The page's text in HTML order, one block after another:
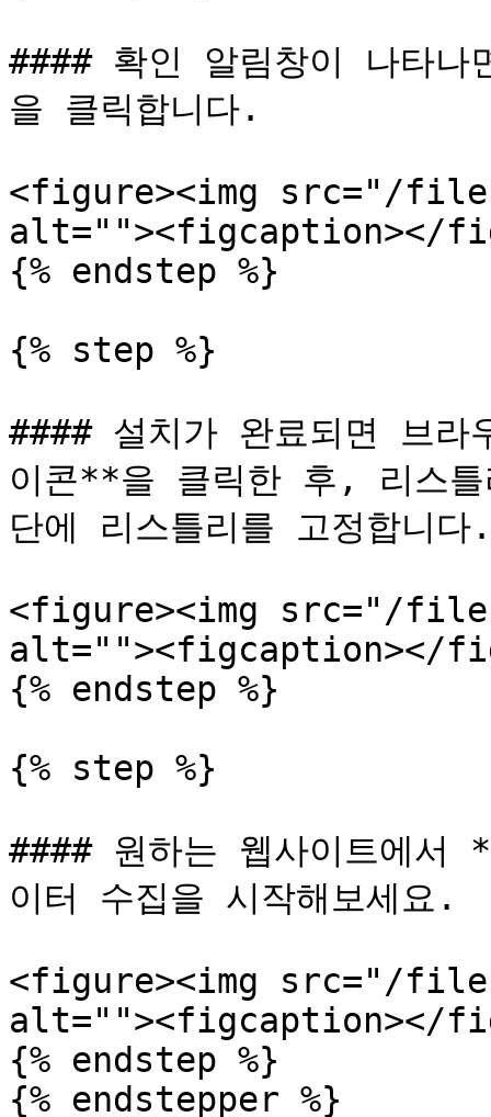
#### 확인 알림창이 나타
을 클릭합니다.
<figure><img src="/files/
alt=""><figcaption></
{% endstep %}
{% step %}
#### 설치가 완료되면 브
이콘**을 클릭한 후, 리스
단에 리스틀리를 고정합니다.
<figure><img src="/
alt=""><figcaption></
{% endstep %}
{% step %}
#### 원하는 웹사이트에서
이터 수집을 시작해보세요.
<figure><img src="/files/
alt=""><figcaption></
{% endstep %}
{% endstepper %}